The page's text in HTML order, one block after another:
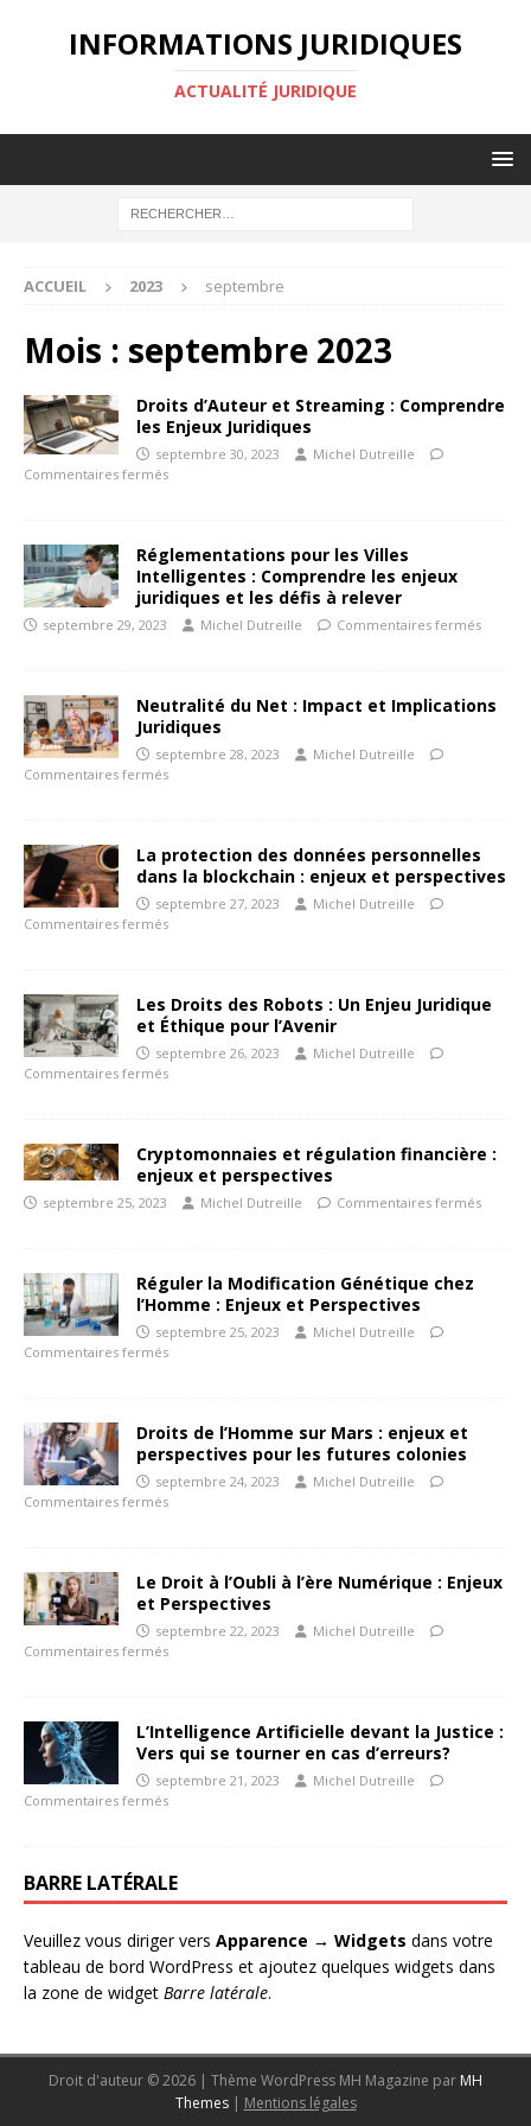
INFORMATIONS JURIDIQUES
ACTUALITÉ JURIDIQUE
ACCUEIL 2023 septembre
Mois : septembre 2023
Droits d’Auteur et Streaming : Comprendre
les Enjeux Juridiques
septembre 30, 2023
Michel Dutreille
Commentaires fermés
Réglementations pour les Villes
Intelligentes : Comprendre les enjeux
juridiques et les défis à relever
septembre 29, 2023 Michel Dutreille Commentaires fermés
Neutralité du Net : Impact et Implications
Juridiques
septembre 28, 2023
Michel Dutreille
Commentaires fermés
La protection des données personnelles
dans la blockchain : enjeux et perspectives
septembre 27, 2023
Michel Dutreille
Commentaires fermés
Les Droits des Robots : Un Enjeu Juridique
et Éthique pour l’Avenir
septembre 26, 2023
Michel Dutreille
Commentaires fermés
Cryptomonnaies et régulation financière :
enjeux et perspectives
septembre 25, 2023 Michel Dutreille Commentaires fermés
Réguler la Modification Génétique chez
l’Homme : Enjeux et Perspectives
septembre 25, 2023
Michel Dutreille
Commentaires fermés
Droits de l’Homme sur Mars : enjeux et
perspectives pour les futures colonies
septembre 24, 2023
Michel Dutreille
Commentaires fermés
Le Droit à l’Oubli à l’ère Numérique : Enjeux
et Perspectives
septembre 22, 2023
Michel Dutreille
Commentaires fermés
L’Intelligence Artificielle devant la Justice :
Vers qui se tourner en cas d’erreurs?
septembre 21, 2023
Michel Dutreille
Commentaires fermés
BARRE LATÉRALE
Veuillez vous diriger vers Apparence → Widgets dans votre
tableau de bord WordPress et ajoutez quelques widgets dans
la zone de widget Barre latérale.
Droit d'auteur © 2026 | Thème WordPress MH Magazine par MH
Themes | Mentions légales